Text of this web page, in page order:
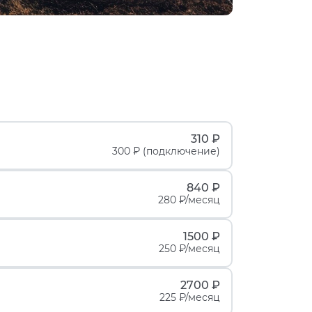
310 ₽
300 ₽ (подключение)
840 ₽
280 ₽/месяц
1500 ₽
250 ₽/месяц
2700 ₽
225 ₽/месяц